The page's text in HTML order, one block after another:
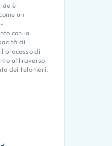
è
un
con la
di
processo di
attraverso
dei telomeri.